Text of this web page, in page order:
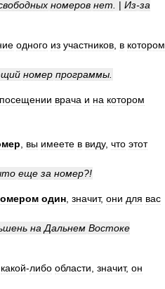
номеров нет | Из-за
одного из участников в котором
номер программы
посещении врача и на котором
вы имеете в виду, что этот
еще за номер?!
один значит, они для вас
на Дальнем Востоке
какой-либо области значит, он